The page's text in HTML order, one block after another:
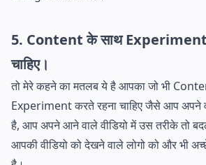
5. Content के साथ Experiment
चाहिए।
तो मेरे कहने का मतलब ये है आपका जो भी
Experiment करते रहना चाहिए जैसे आप अपने
है, आप अपने आने वाले वीडियो में उस तरीके तो
आपकी वीडियो को देखने वाले लोगो को और भी